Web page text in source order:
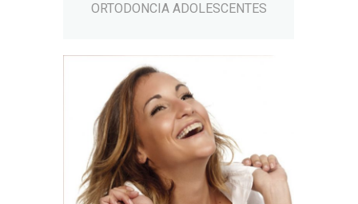
ORTODONCIA ADOLESCENTES